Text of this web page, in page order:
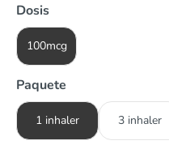
Dosis
100mcg
Paquete
1 inhaler 3 inhaler